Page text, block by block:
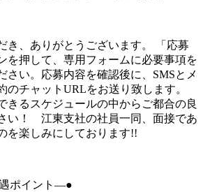
き、ありがとうございます。 「応募
を押して、専用フォームに必要事項を
さい。応募内容を確認後に、SMSとメ
のチャットURLをお送り致します。
きるスケジュールの中からご都合の良
い！ 江東支社の社員一同、面接であ
を楽しみにしております!!
ポイント―●